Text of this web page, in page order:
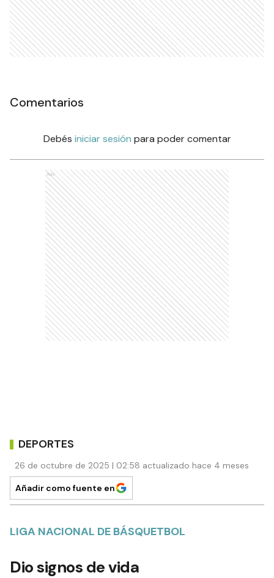
Comentarios
Debés iniciar sesión para poder comentar
Ads
DEPORTES
26 de octubre de 2025 | 02:58 actualizado hace 4 meses
Añadir como fuente en
LIGA NACIONAL DE BÁSQUETBOL
Dio signos de vida